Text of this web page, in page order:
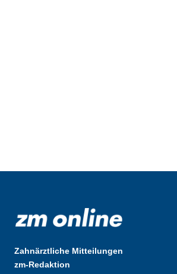
Zahnärztliche Mitteilungen
zm-Redaktion